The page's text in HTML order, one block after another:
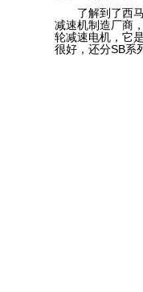
了解到了西马
减速机制造厂商
轮减速电机，它
很好，还分SB系